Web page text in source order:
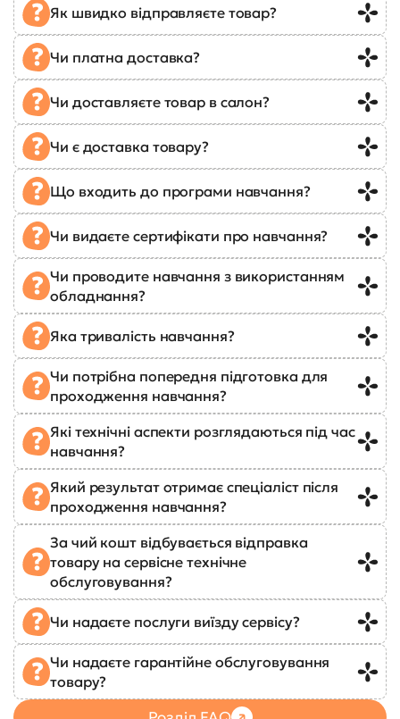
Як швидко відправляєте товар?
Чи платна доставка?
Чи доставляєте товар в салон?
Чи є доставка товару?
Що входить до програми навчання?
Чи видаєте сертифікати про навчання?
Чи проводите навчання з використанням
обладнання?
Яка тривалість навчання?
Чи потрібна попередня підготовка для
проходження навчання?
Які технічні аспекти розглядаються під час
навчання?
Який результат отримає спеціаліст після
проходження навчання?
За чий кошт відбувається відправка
товару на сервісне технічне
обслуговування?
Чи надаєте послуги виїзду сервісу?
Чи надаєте гарантійне обслуговування
товару?